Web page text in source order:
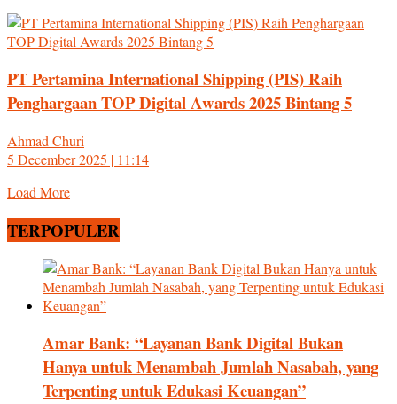
PT Pertamina International Shipping (PIS) Raih
Penghargaan TOP Digital Awards 2025 Bintang 5
Ahmad Churi
5 December 2025 | 11:14
Load More
TERPOPULER
Amar Bank: “Layanan Bank Digital Bukan
Hanya untuk Menambah Jumlah Nasabah, yang
Terpenting untuk Edukasi Keuangan”